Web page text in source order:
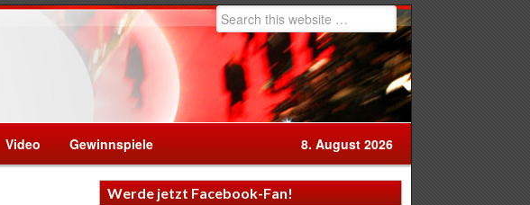
Video Gewinnspiele 8. August 2026
Werde jetzt Facebook-Fan!